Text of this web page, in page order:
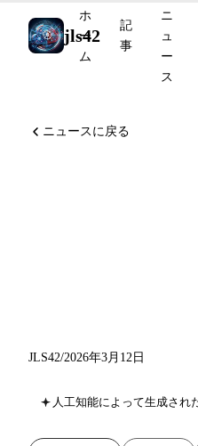
jls42
ホ
ー
ム
記
事
ニ
ュ
ー
ス
ニュースに戻る
JLS42/2026年3月12日
人工知能によって生成され